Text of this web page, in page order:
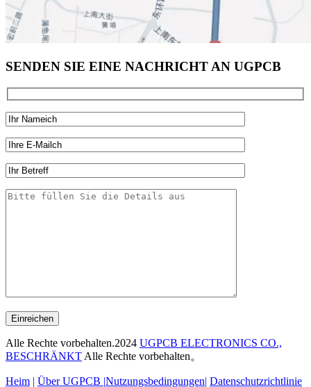
SENDEN SIE EINE NACHRICHT AN UGPCB
Einreichen
Alle Rechte vorbehalten.2024 UGPCB ELECTRONICS CO.,
BESCHRÄNKT Alle Rechte vorbehalten。
Heim | Über UGPCB |Nutzungsbedingungen| Datenschutzrichtlinie